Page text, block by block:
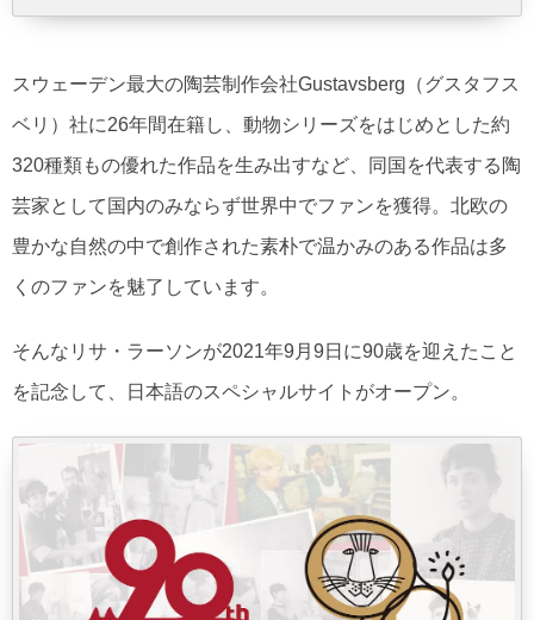
スウェーデン最大の陶芸制作会社Gustavsberg（グスタフス
ベリ）社に26年間在籍し、動物シリーズをはじめとした約
320種類もの優れた作品を生み出すなど、同国を代表する陶
芸家として国内のみならず世界中でファンを獲得。北欧の
豊かな自然の中で創作された素朴で温かみのある作品は多
くのファンを魅了しています。
そんなリサ・ラーソンが2021年9月9日に90歳を迎えたこと
を記念して、日本語のスペシャルサイトがオープン。